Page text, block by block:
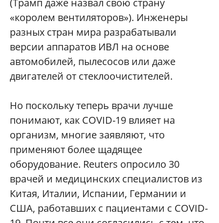
(Трамп даже назвал свою страну
«королем вентиляторов»). Инженеры
разных стран мира разрабатывали
версии аппаратов ИВЛ на основе
автомобилей, пылесосов или даже
двигателей от стеклоочистителей.
Но поскольку теперь врачи лучше
понимают, как COVID-19 влияет на
организм, многие заявляют, что
применяют более щадящее
оборудование. Reuters опросило 30
врачей и медицинских специалистов из
Китая, Италии, Испании, Германии и
США, работавших с пациентами с COVID-